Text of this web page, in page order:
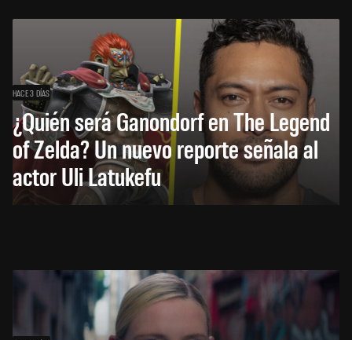
HACE 3 DÍAS
¿Quién será Ganondorf en The Legend
of Zelda? Un nuevo reporte señala al
actor Uli Latukefu